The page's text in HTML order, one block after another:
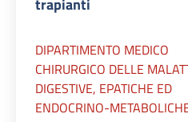
trapianti
DIPARTIMENTO MEDICO
CHIRURGICO DELLE
DIGESTIVE, EPATICHE ED
ENDOCRINO-